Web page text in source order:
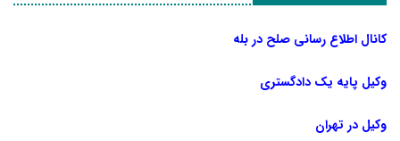
کانال اطلاع رسانی صلح در بله
وکیل پایه یک دادگستری
وکیل در تهران